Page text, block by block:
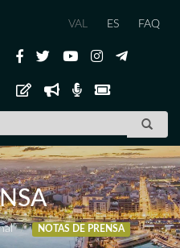
VAL ES FAQ
NOTAS DE PRENSA